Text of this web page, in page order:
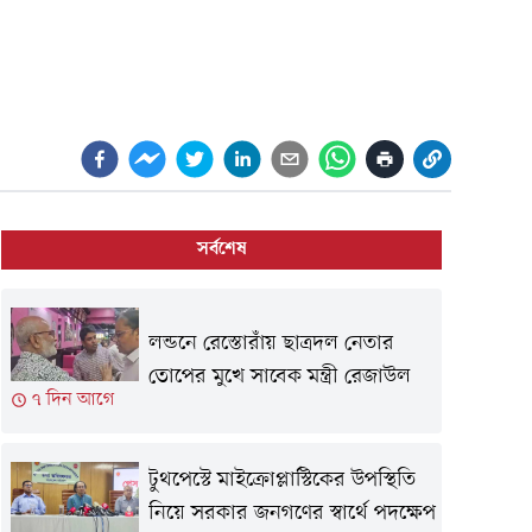
সর্বশেষ
৭ দিন আগে
লন্ডনে রেস্তোরাঁয় ছাত্রদল নেতার
তোপের মুখে সাবেক মন্ত্রী রেজাউল
টুথপেস্টে মাইক্রোপ্লাস্টিকের উপস্থিতি
নিয়ে সরকার জনগণের স্বার্থে পদক্ষেপ